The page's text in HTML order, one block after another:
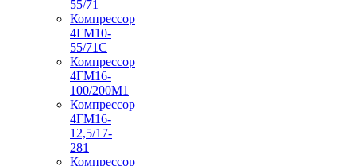
55/71
Компрессор
4ГМ10-
55/71С
Компрессор
4ГМ16-
100/200М1
Компрессор
4ГМ16-
12,5/17-
281
Компрессор